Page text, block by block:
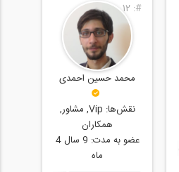
#:
12
محمد حسین احمدی
نقش‌ها:
Vip, مشاور,
همکاران
عضو به مدت:
9 سال 4
ماه